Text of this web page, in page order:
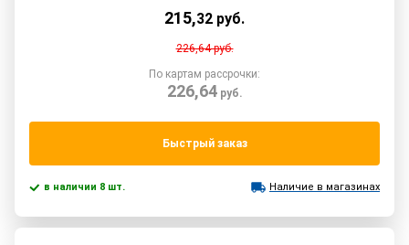
215,32 руб.
226,64руб.
По картам рассрочки:
226,64руб.
Быстрый заказ
в наличии 8 шт. Наличие в магазинах